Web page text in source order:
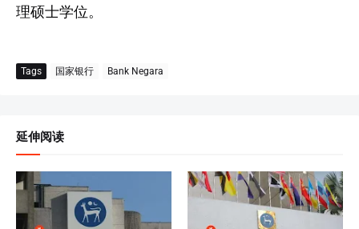
理硕士学位。
Tags 国家银行 Bank Negara
延伸阅读